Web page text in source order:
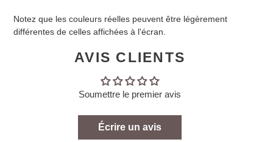
Notez que les couleurs réelles peuvent être légèrement
différentes de celles affichées à l'écran.
AVIS CLIENTS
Soumettre le premier avis
Écrire un avis